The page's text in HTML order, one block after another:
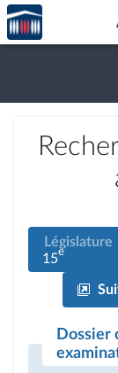
Aller au contenu
Aller en bas de la
Accèder
à la
page
Législature
15e
Dossier